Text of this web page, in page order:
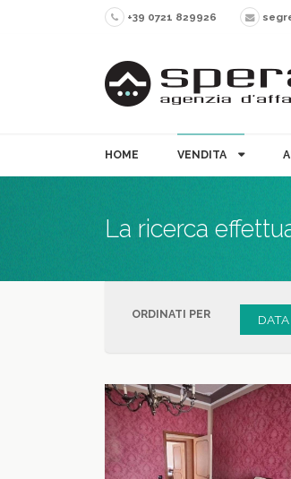
+39 0721 829926
HOME VENDITA
La ricerca
ORDINATI PER